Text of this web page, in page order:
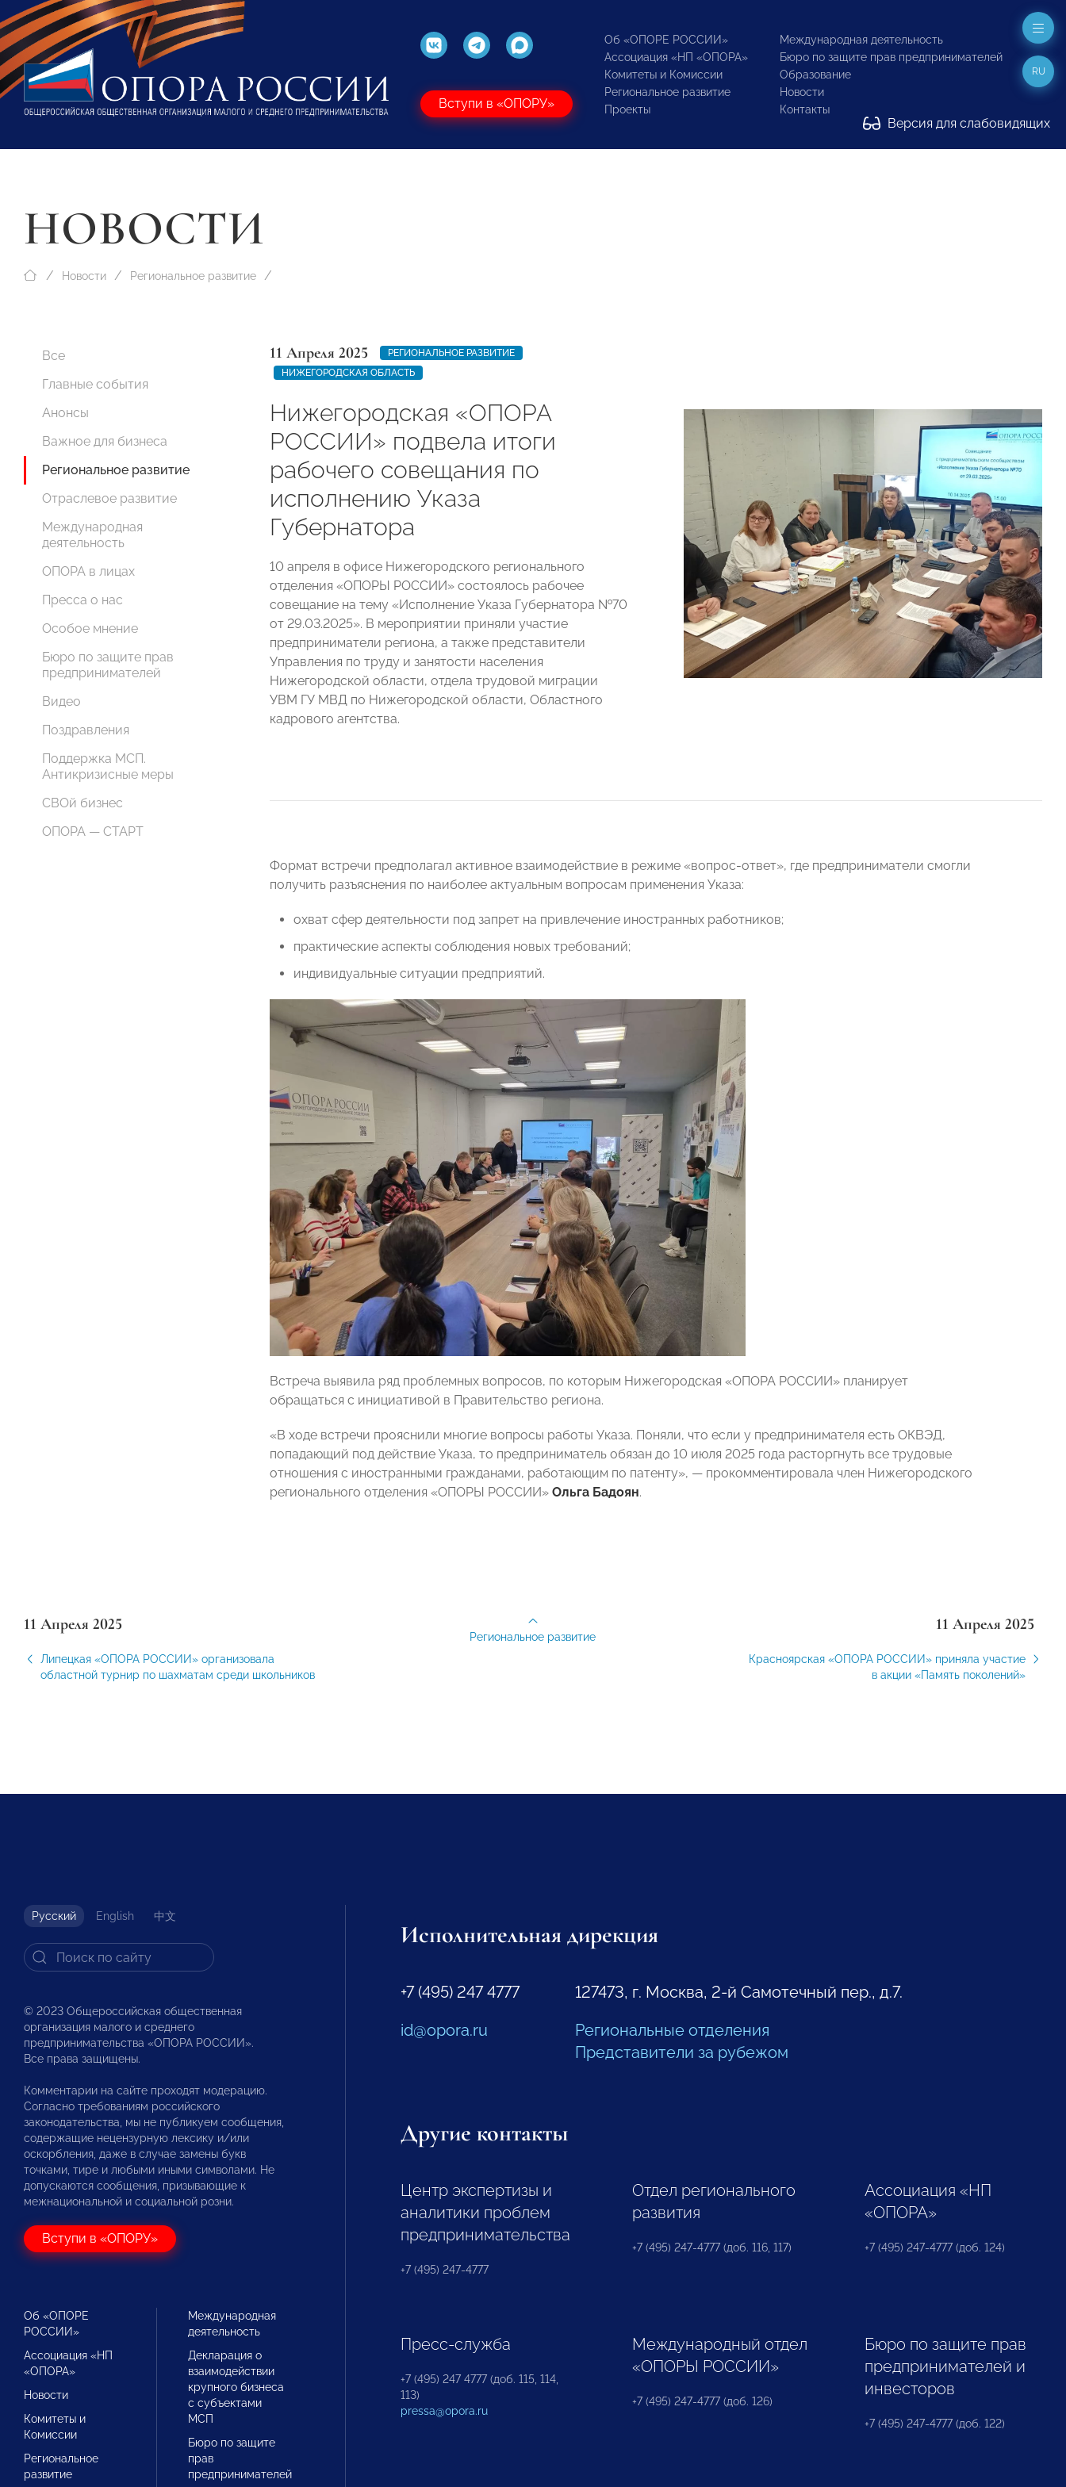
Вступи в «ОПОРУ»
Об «ОПОРЕ РОССИИ»
Ассоциация «НП «ОПОРА»
Комитеты и Комиссии
Региональное развитие
Проекты
Международная деятельность
Бюро по защите прав предпринимателей
Образование
Новости
Контакты
Версия для слабовидящих
RU
НОВОСТИ
Новости Региональное развитие
Все
Главные события
Анонсы
Важное для бизнеса
Региональное развитие
Отраслевое развитие
Международная
деятельность
ОПОРА в лицах
Пресса о нас
Особое мнение
Бюро по защите прав
предпринимателей
Видео
Поздравления
Поддержка МСП.
Антикризисные меры
СВОй бизнес
ОПОРА — СТАРТ
11 Апреля 2025
РЕГИОНАЛЬНОЕ РАЗВИТИЕ
НИЖЕГОРОДСКАЯ ОБЛАСТЬ
Нижегородская «ОПОРА
РОССИИ» подвела итоги
рабочего совещания по
исполнению Указа
Губернатора
10 апреля в офисе Нижегородского регионального
отделения «ОПОРЫ РОССИИ» состоялось рабочее
совещание на тему «Исполнение Указа Губернатора №70
от 29.03.2025». В мероприятии приняли участие
предприниматели региона, а также представители
Управления по труду и занятости населения
Нижегородской области, отдела трудовой миграции
УВМ ГУ МВД по Нижегородской области, Областного
кадрового агентства.
Формат встречи предполагал активное взаимодействие в режиме «вопрос-ответ», где предприниматели смогли
получить разъяснения по наиболее актуальным вопросам применения Указа:
охват сфер деятельности под запрет на привлечение иностранных работников;
практические аспекты соблюдения новых требований;
индивидуальные ситуации предприятий.
Встреча выявила ряд проблемных вопросов, по которым Нижегородская «ОПОРА РОССИИ» планирует
обращаться с инициативой в Правительство региона.
«В ходе встречи прояснили многие вопросы работы Указа. Поняли, что если у предпринимателя есть ОКВЭД,
попадающий под действие Указа, то предприниматель обязан до 10 июля 2025 года расторгнуть все трудовые
отношения с иностранными гражданами, работающим по патенту», — прокомментировала член Нижегородского
регионального отделения «ОПОРЫ РОССИИ» Ольга Бадоян.
11 Апреля 2025
Липецкая «ОПОРА РОССИИ» организовала
областной турнир по шахматам среди школьников
11 Апреля 2025
Красноярская «ОПОРА РОССИИ» приняла участие
в акции «Память поколений»
Региональное развитие
Русский English 中文
© 2023 Общероссийская общественная
организация малого и среднего
предпринимательства «ОПОРА РОССИИ».
Все права защищены.
Комментарии на сайте проходят модерацию.
Согласно требованиям российского
законодательства, мы не публикуем сообщения,
содержащие нецензурную лексику и/или
оскорбления, даже в случае замены букв
точками, тире и любыми иными символами. Не
допускаются сообщения, призывающие к
межнациональной и социальной розни.
Вступи в «ОПОРУ»
Об «ОПОРЕ
РОССИИ»
Ассоциация «НП
«ОПОРА»
Новости
Комитеты и
Комиссии
Региональное
развитие
Международная
деятельность
Декларация о
взаимодействии
крупного бизнеса
с субъектами
МСП
Бюро по защите
прав
предпринимателей
Исполнительная дирекция
+7 (495) 247 4777
id@opora.ru
127473, г. Москва, 2-й Самотечный пер., д.7.
Региональные отделения
Представители за рубежом
Другие контакты
Центр экспертизы и
аналитики проблем
предпринимательства
+7 (495) 247-4777
Отдел регионального
развития
+7 (495) 247-4777 (доб. 116, 117)
Ассоциация «НП
«ОПОРА»
+7 (495) 247-4777 (доб. 124)
Пресс-служба
+7 (495) 247 4777 (доб. 115, 114,
113)
pressa@opora.ru
Международный отдел
«ОПОРЫ РОССИИ»
+7 (495) 247-4777 (доб. 126)
Бюро по защите прав
предпринимателей и
инвесторов
+7 (495) 247-4777 (доб. 122)